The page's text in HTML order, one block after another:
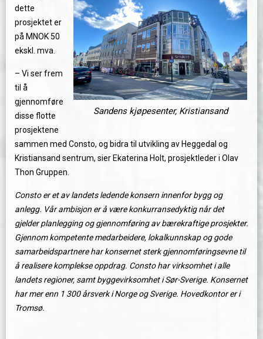
Sandens kjøpesenter, Kristiansand
dette
prosjektet er
på MNOK 50
ekskl. mva.
– Vi ser frem
til å
gjennomføre
disse flotte
prosjektene
sammen med Consto, og bidra til utvikling av Heggedal og
Kristiansand sentrum, sier Ekaterina Holt, prosjektleder i Olav
Thon Gruppen.
Consto er et av landets ledende konsern innenfor bygg og
anlegg. Vår ambisjon er å være konkurransedyktig når det
gjelder planlegging og gjennomføring av bærekraftige prosjekter.
Gjennom kompetente medarbeidere, lokalkunnskap og gode
samarbeidspartnere har konsernet sterk gjennomføringsevne til
å realisere komplekse oppdrag. Consto har virksomhet i alle
landets regioner, samt byggevirksomhet i Sør-Sverige. Konsernet
har mer enn 1 300 årsverk i Norge og Sverige. Hovedkontor er i
Tromsø.